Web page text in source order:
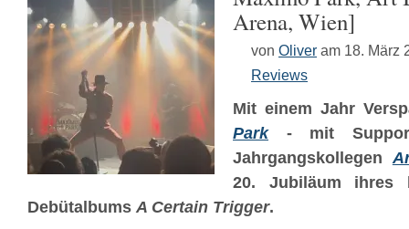
Arena, Wien]
von Oliver am 18. März
Reviews
Mit einem Jahr
Park- mit Support-
Jahrgangskollegen
20. Jubiläum ihres
Debütalbums A Certain Trigger.